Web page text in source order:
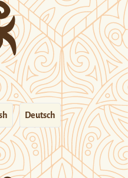
Deutsch